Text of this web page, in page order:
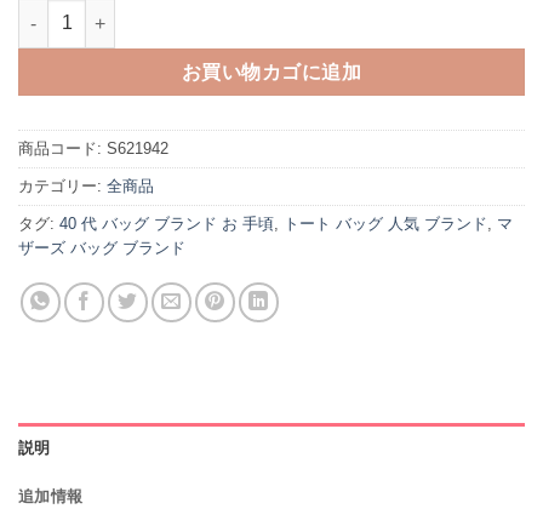
セリーヌ トート バッグ A4 ビジネス トート バッグ レディース メ
お買い物カゴに追加
商品コード: S621942
カテゴリー: 全商品
タグ: 40 代 バッグ ブランド お 手頃, トート バッグ 人気 ブランド, マ
ザーズ バッグ ブランド
説明
追加情報